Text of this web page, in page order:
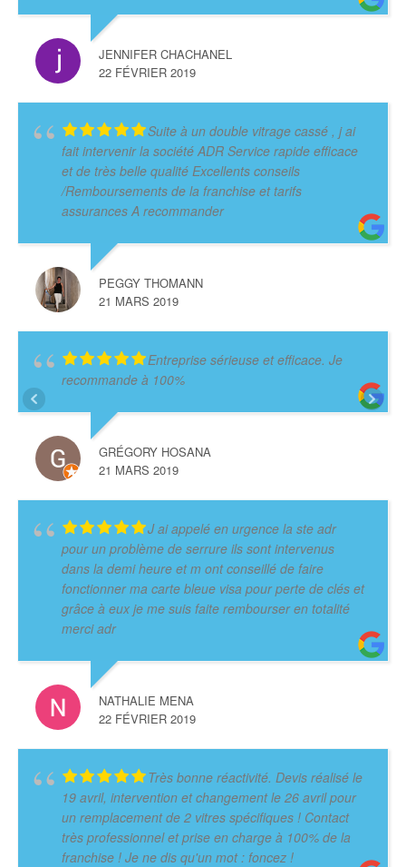
JENNIFER CHACHANEL
22 FÉVRIER 2019
Suite à un double vitrage cassé , j ai
fait intervenir la société ADR Service rapide efficace
et de très belle qualité Excellents conseils
/Remboursements de la franchise et tarifs
assurances A recommander
PEGGY THOMANN
21 MARS 2019
Entreprise sérieuse et efficace. Je
recommande à 100%
GRÉGORY HOSANA
21 MARS 2019
J ai appelé en urgence la ste adr
pour un problème de serrure ils sont intervenus
dans la demi heure et m ont conseillé de faire
fonctionner ma carte bleue visa pour perte de clés et
grâce à eux je me suis faite rembourser en totalité
merci adr
NATHALIE MENA
22 FÉVRIER 2019
Très bonne réactivité. Devis réalisé le
19 avril, intervention et changement le 26 avril pour
un remplacement de 2 vitres spécifiques ! Contact
très professionnel et prise en charge à 100% de la
franchise ! Je ne dis qu'un mot : foncez !